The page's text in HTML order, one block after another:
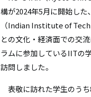
ン
ク
構が2024年5月に開始し
（Indian Institute of
との文化・経済面での交
ラムに参加しているIITの
訪問しました。
表敬に訪れた学生のう